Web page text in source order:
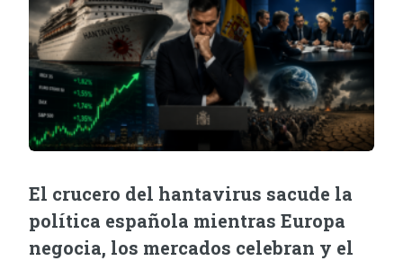
El crucero del hantavirus sacude la
política española mientras Europa
negocia, los mercados celebran y el